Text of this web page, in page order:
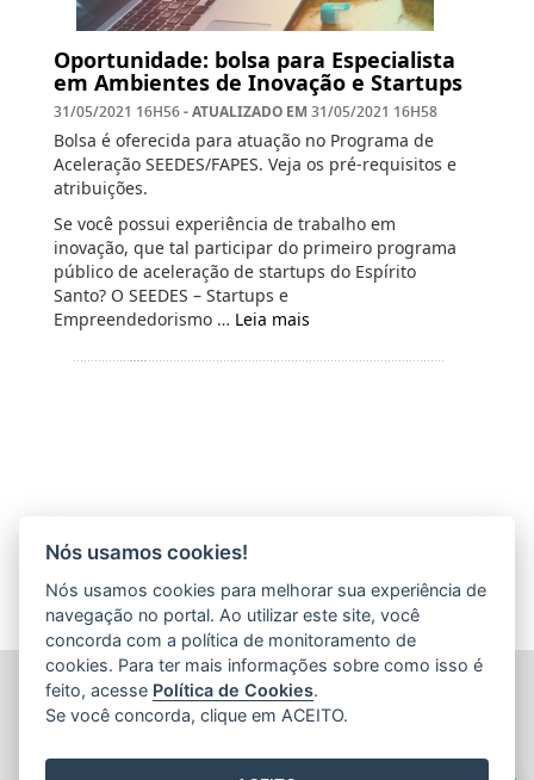
Oportunidade: bolsa para Especialista
em Ambientes de Inovação e Startups
31/05/2021 16H56- ATUALIZADO EM 31/05/2021 16H58
Bolsa é oferecida para atuação no Programa de
Aceleração SEEDES/FAPES. Veja os pré-requisitos e
atribuições.
Se você possui experiência de trabalho em
inovação, que tal participar do primeiro programa
público de aceleração de startups do Espírito
Santo? O SEEDES – Startups e
Empreendedorismo … Leia mais
FUNDAÇÃO DE AMPARO À PESQUISA E INOVAÇÃO DO
ESPÍRITO SANTO (FAPES)
CEP: 29066-380 - Vitória / ES
Nós usamos cookies!
Nós usamos cookies para melhorar sua experiência de
navegação no portal. Ao utilizar este site, você
concorda com a política de monitoramento de
cookies. Para ter mais informações sobre como isso é
feito, acesse Política de Cookies.
Se você concorda, clique em ACEITO.